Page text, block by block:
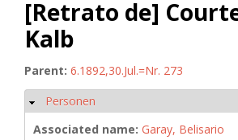
[Retrato de]
Kalb
Parent: 6.1892,30.Jul.=Nr. 273
Hide
Personen
Associated name: Garay, Belisario